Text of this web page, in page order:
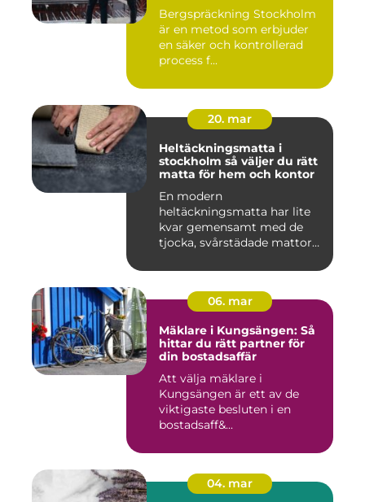
Bergspräckning Stockholm
är en metod som erbjuder
en säker och kontrollerad
process f...
20. mar
Heltäckningsmatta i
stockholm så väljer du rätt
matta för hem och kontor
En modern
heltäckningsmatta har lite
kvar gemensamt med de
tjocka, svårstädade mattor
06. mar
Mäklare i Kungsängen: Så
hittar du rätt partner för
din bostadsaffär
Att välja mäklare i
Kungsängen är ett av de
viktigaste besluten i en
bostadsaff&...
04. mar